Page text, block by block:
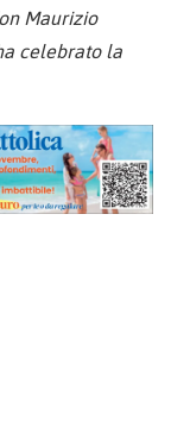
Maurizio
celebrato la